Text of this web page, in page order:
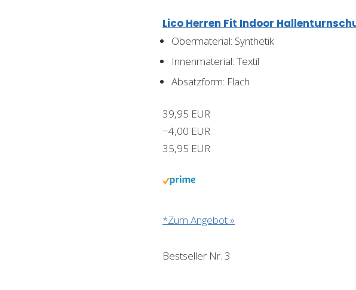
Lico Herren Fit Indoor
Obermaterial: Synthetik
Innenmaterial: Textil
Absatzform: Flach
39,95 EUR
−4,00 EUR
35,95 EUR
*Zum Angebot »
Bestseller Nr. 3